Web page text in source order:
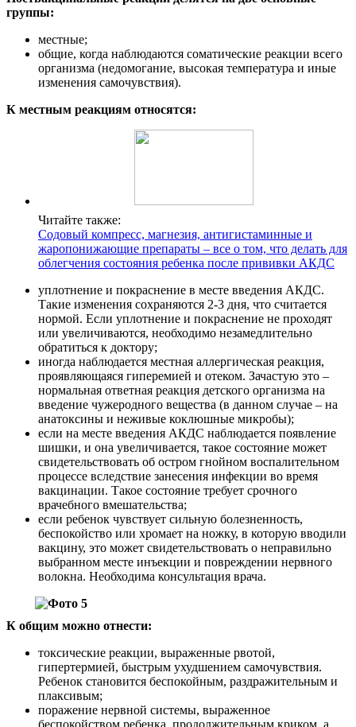
группы:
местные;
общие, когда наблюдаются соматические реакции всего
организма (недомогание, высокая температура и иные
изменения самочувствия).
К местным реакциям относятся:
Читайте также:
Содовый компресс, магнезия, антигистаминные и
жаропонижающие препараты – все о том, что делать для
облегчения состояния ребенка после прививки АКДС
уплотнение и покраснение в месте введения АКДС.
Такие изменения сохраняются 2-3 дня, что считается
нормой. Если уплотнение и покраснение не проходят
или увеличиваются, необходимо незамедлительно
обратиться к доктору;
иногда наблюдается местная аллергическая реакция,
проявляющаяся гиперемией и отеком. Зачастую это –
нормальная ответная реакция детского организма на
введение чужеродного вещества (в данном случае – на
анатоксины и неживые коклюшные микробы);
если на месте введения АКДС наблюдается появление
шишки, и она увеличивается, такое состояние может
свидетельствовать об остром гнойном воспалительном
процессе вследствие занесения инфекции во время
вакцинации. Такое состояние требует срочного
врачебного вмешательства;
если ребенок чувствует сильную болезненность,
беспокойство или хромает на ножку, в которую вводили
вакцину, это может свидетельствовать о неправильно
выбранном месте инъекции и повреждении нервного
волокна. Необходима консультация врача.
К общим можно отнести:
токсические реакции, выраженные рвотой,
гипертермией, быстрым ухудшением самочувствия.
Ребенок становится беспокойным, раздражительным и
плаксивым;
поражение нервной системы, выраженное
беспокойством ребенка, продолжительным криком, а